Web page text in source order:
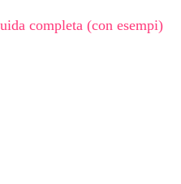
completa (con esempi)